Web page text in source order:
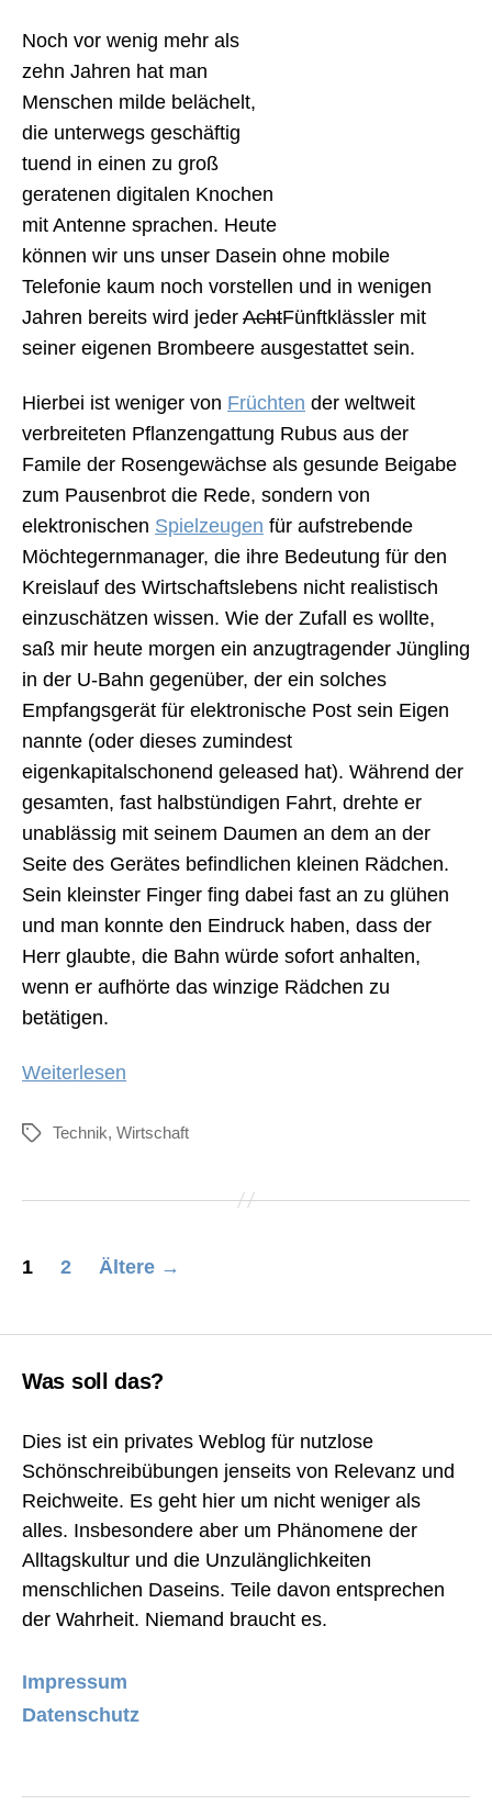
Noch vor wenig mehr als
zehn Jahren hat man
Menschen milde belächelt,
die unterwegs geschäftig
tuend in einen zu groß
geratenen digitalen Knochen
mit Antenne sprachen. Heute
können wir uns unser Dasein ohne mobile
Telefonie kaum noch vorstellen und in wenigen
Jahren bereits wird jeder AchtFünftklässler mit
seiner eigenen Brombeere ausgestattet sein.
Hierbei ist weniger von Früchten der weltweit
verbreiteten Pflanzengattung Rubus aus der
Famile der Rosengewächse als gesunde Beigabe
zum Pausenbrot die Rede, sondern von
elektronischen Spielzeugen für aufstrebende
Möchtegernmanager, die ihre Bedeutung für den
Kreislauf des Wirtschaftslebens nicht realistisch
einzuschätzen wissen. Wie der Zufall es wollte,
saß mir heute morgen ein anzugtragender Jüngling
in der U-Bahn gegenüber, der ein solches
Empfangsgerät für elektronische Post sein Eigen
nannte (oder dieses zumindest
eigenkapitalschonend geleased hat). Während der
gesamten, fast halbstündigen Fahrt, drehte er
unablässig mit seinem Daumen an dem an der
Seite des Gerätes befindlichen kleinen Rädchen.
Sein kleinster Finger fing dabei fast an zu glühen
und man konnte den Eindruck haben, dass der
Herr glaubte, die Bahn würde sofort anhalten,
wenn er aufhörte das winzige Rädchen zu
betätigen.
Weiterlesen
Weg
Schlagwörter
Technik, Wirtschaft
Seitennummerierung
der
1 2 Ältere →
Was soll das?
Dies ist ein privates Weblog für nutzlose
Schönschreibübungen jenseits von Relevanz und
Reichweite. Es geht hier um nicht weniger als
alles. Insbesondere aber um Phänomene der
Alltagskultur und die Unzulänglichkeiten
menschlichen Daseins. Teile davon entsprechen
der Wahrheit. Niemand braucht es.
Impressum
Datenschutz